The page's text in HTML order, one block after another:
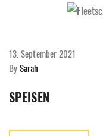
13. September 2021
BySarah
SPEISEN